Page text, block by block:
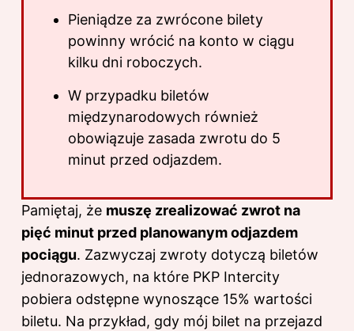
Pieniądze za zwrócone bilety
powinny wrócić na konto w ciągu
kilku dni roboczych.
W przypadku biletów
międzynarodowych również
obowiązuje zasada zwrotu do 5
minut przed odjazdem.
Pamiętaj, że muszę zrealizować zwrot na
pięć minut przed planowanym odjazdem
pociągu. Zazwyczaj zwroty dotyczą biletów
jednorazowych, na które PKP Intercity
pobiera odstępne wynoszące 15% wartości
biletu. Na przykład, gdy mój bilet na przejazd